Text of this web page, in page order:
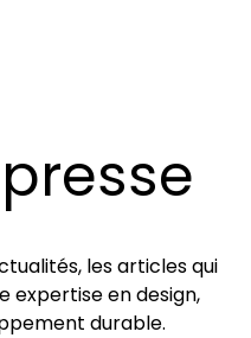
les articles qui
expertise en design,
durable.